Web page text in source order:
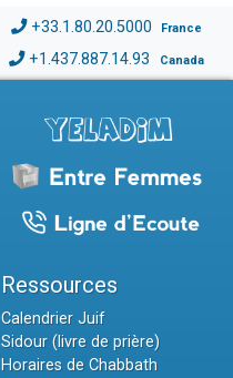
+33.1.80.20.5000 France
+1.437.887.14.93 Canada
Ressources
Calendrier Juif
Sidour (livre de prière)
Horaires de Chabbath